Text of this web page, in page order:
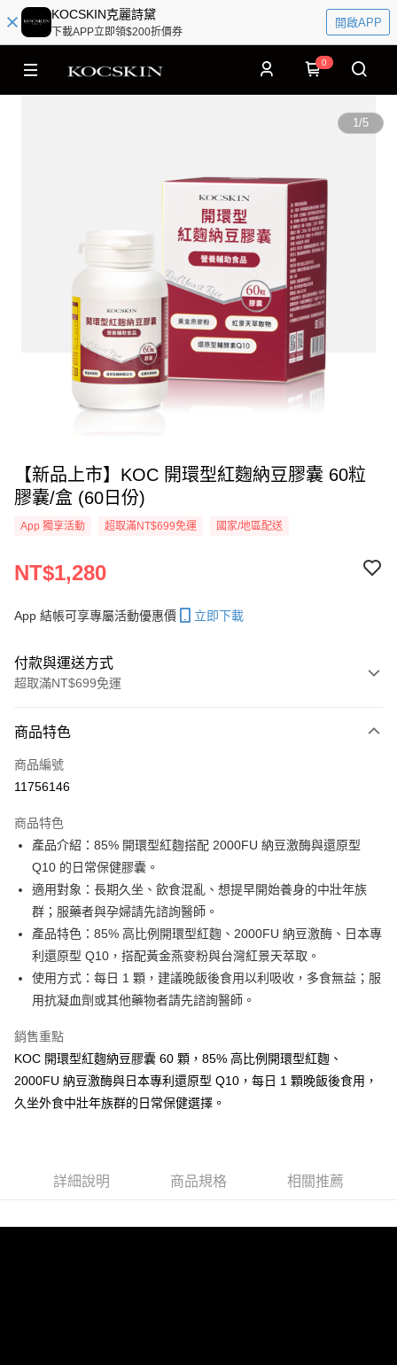
KOCSKIN克麗詩黛
下載APP立即領$200折價券
開啟APP
0
1/5
【新品上市】KOC 開環型紅麴納豆膠囊 60粒
膠囊/盒 (60日份)
App 獨享活動 超取滿NT$699免運 國家/地區配送
NT$1,280
App 結帳可享專屬活動優惠價 立即下載
付款與運送方式
超取滿NT$699免運
信用卡一次付款
信用卡分期付款
合作金庫商業銀行
華南商業銀行
彰化商業銀行
上海商業儲蓄銀行
國泰世華商業銀行
兆豐國際商業銀行
臺灣中小企業銀行
匯豐（台灣）商業銀行
華泰商業銀行
聯邦商業銀行
遠東國際商業銀行
元大商業銀行
永豐商業銀行
玉山商業銀行
星展（台灣）商業銀行
台新國際商業銀行
中國信託商業銀行
超商取貨付款
LINE Pay
Apple Pay
悠遊付
ATM付款
貨到付款
運送方式
全家取貨付款
每筆NT$85，滿NT$699(含以上)免運費
商品特色
商品編號
11756146
商品特色
產品介紹：85% 開環型紅麴搭配 2000FU 納豆激酶與還原型
Q10 的日常保健膠囊。
適用對象：長期久坐、飲食混亂、想提早開始養身的中壯年族
群；服藥者與孕婦請先諮詢醫師。
產品特色：85% 高比例開環型紅麴、2000FU 納豆激酶、日本專
利還原型 Q10，搭配黃金燕麥粉與台灣紅景天萃取。
使用方式：每日 1 顆，建議晚飯後食用以利吸收，多食無益；服
用抗凝血劑或其他藥物者請先諮詢醫師。
銷售重點
KOC 開環型紅麴納豆膠囊 60 顆，85% 高比例開環型紅麴、
2000FU 納豆激酶與日本專利還原型 Q10，每日 1 顆晚飯後食用，
久坐外食中壯年族群的日常保健選擇。
詳細說明 商品規格 相關推薦